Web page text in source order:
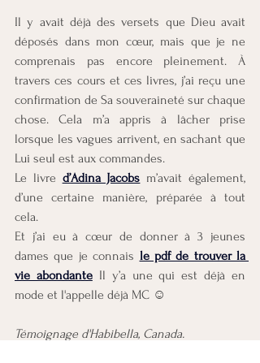
Il y avait déjà des versets que Dieu avait
déposés dans mon cœur, mais que je ne
comprenais pas encore pleinement. À
travers ces cours et ces livres, j’ai reçu une
confirmation de Sa souveraineté sur chaque
chose. Cela m’a appris à lâcher prise
lorsque les vagues arrivent, en sachant que
Lui seul est aux commandes.
Le livre d’Adina Jacobs m’avait également,
d’une certaine manière, préparée à tout
cela.
Et j’ai eu à cœur de donner à 3 jeunes
dames que je connais le pdf de trouver la
vie abondante Il y’a une qui est déjà en
mode et l'appelle déjà MC ☺️
Témoignage d'Habibella, Canada.